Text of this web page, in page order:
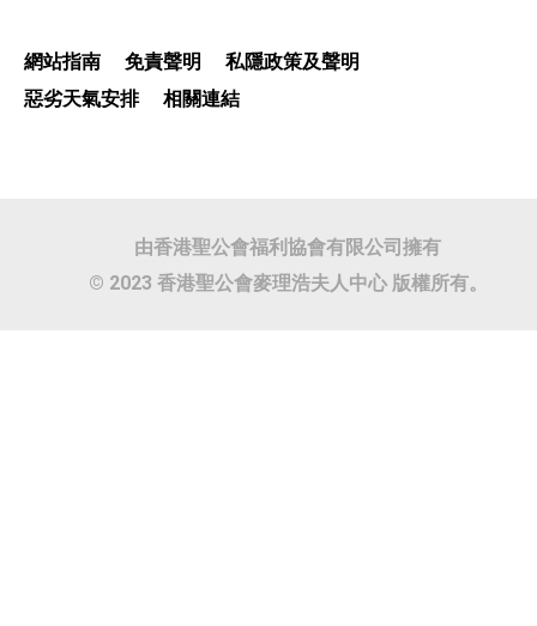
網站指南 免責聲明
私隱政策及聲明
惡劣天氣安排
相關連結
由香港聖公會福利協會有限公司擁有
© 2023 香港聖公會麥理浩夫人中心 版權所有。